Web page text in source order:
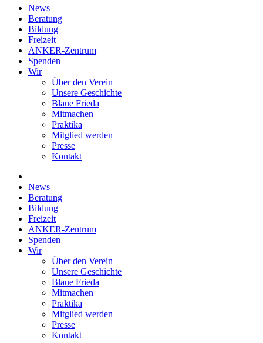
News
Beratung
Bildung
Freizeit
ANKER-Zentrum
Spenden
Wir
Über den Verein
Unsere Geschichte
Blaue Frieda
Mitmachen
Praktika
Mitglied werden
Presse
Kontakt
News
Beratung
Bildung
Freizeit
ANKER-Zentrum
Spenden
Wir
Über den Verein
Unsere Geschichte
Blaue Frieda
Mitmachen
Praktika
Mitglied werden
Presse
Kontakt